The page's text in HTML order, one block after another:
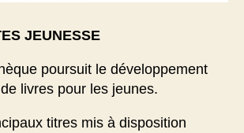
JEUNESSE
poursuit le développement
livres pour les jeunes.
titres mis à disposition